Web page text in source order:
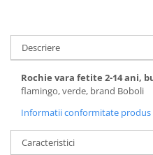
Rochite maneca lunga
Rochite maneca scurta
Set 2/3 piese maneca lunga
Set 2/3 piese maneca scurta
Set tricou maneca scurta/
lung
Trening 2/3 piese primavara
Descriere
Rochie vara fetite 2-14 ani,
flamingo, verde, brand Boboli
Informatii conformitate produs
Caracteristici